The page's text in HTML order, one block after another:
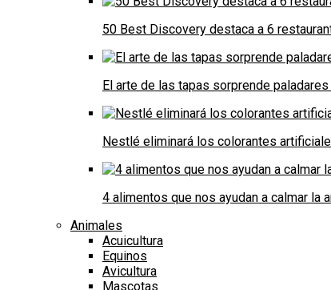
50 Best Discovery destaca a 6
El arte de las tapas sorprende
Nestlé eliminará los colorantes
4 alimentos que nos ayudan a calmar la
Animales
Acuicultura
Equinos
Avicultura
Mascotas